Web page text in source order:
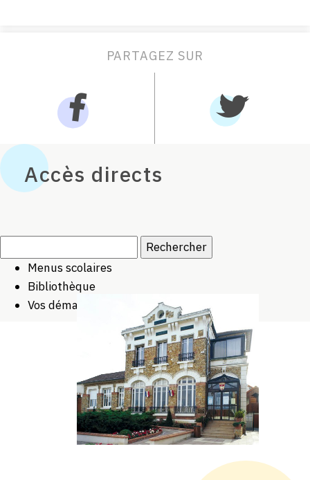
PARTAGEZ SUR
Accès directs
Menus scolaires
Bibliothèque
Vos démarches